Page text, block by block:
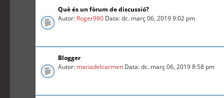
Què és un fòrum de discussió?
Autor: Roger980 Data: dc. març 06, 2019 9:02 pm
Blogger
Autor: mariadelcarmen Data: dc. març 06, 2019 8:58 pm